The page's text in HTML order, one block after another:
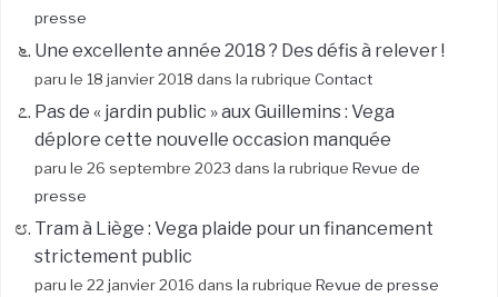
presse
Une excellente année 2018 ? Des défis à relever !
paru le 18 janvier 2018 dans la rubrique Contact
Pas de « jardin public » aux Guillemins : Vega
déplore cette nouvelle occasion manquée
paru le 26 septembre 2023 dans la rubrique Revue de
presse
Tram à Liège : Vega plaide pour un financement
strictement public
paru le 22 janvier 2016 dans la rubrique Revue de presse